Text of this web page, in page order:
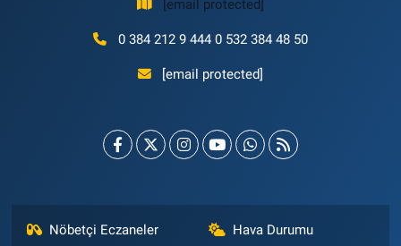
[email protected]
0 384 212 9 444 0 532 384 48 50
[email protected]
Nöbetçi Eczaneler Hava Durumu